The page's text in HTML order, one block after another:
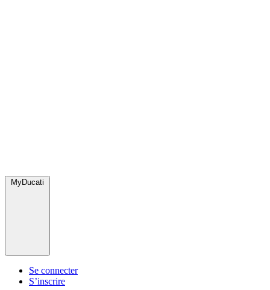
MyDucati
Se connecter
S’inscrire